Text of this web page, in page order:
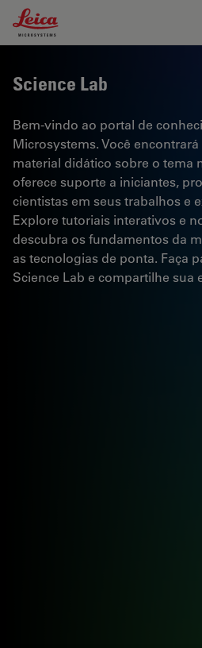
Leica Microsystems Logo
Science Lab
Bem-vindo ao portal de
Microsystems. Você
material didático sobre o tema
oferece suporte a iniciantes,
cientistas em seus trabalhos e
Explore tutoriais interativos e
descubra os fundamentos da
as tecnologias de ponta. Faça
Science Lab e compartilhe sua